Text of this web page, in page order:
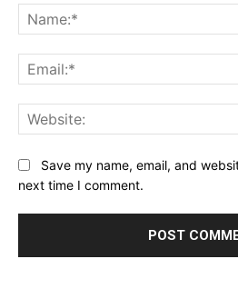
Save my name, email, and
next time I comment.